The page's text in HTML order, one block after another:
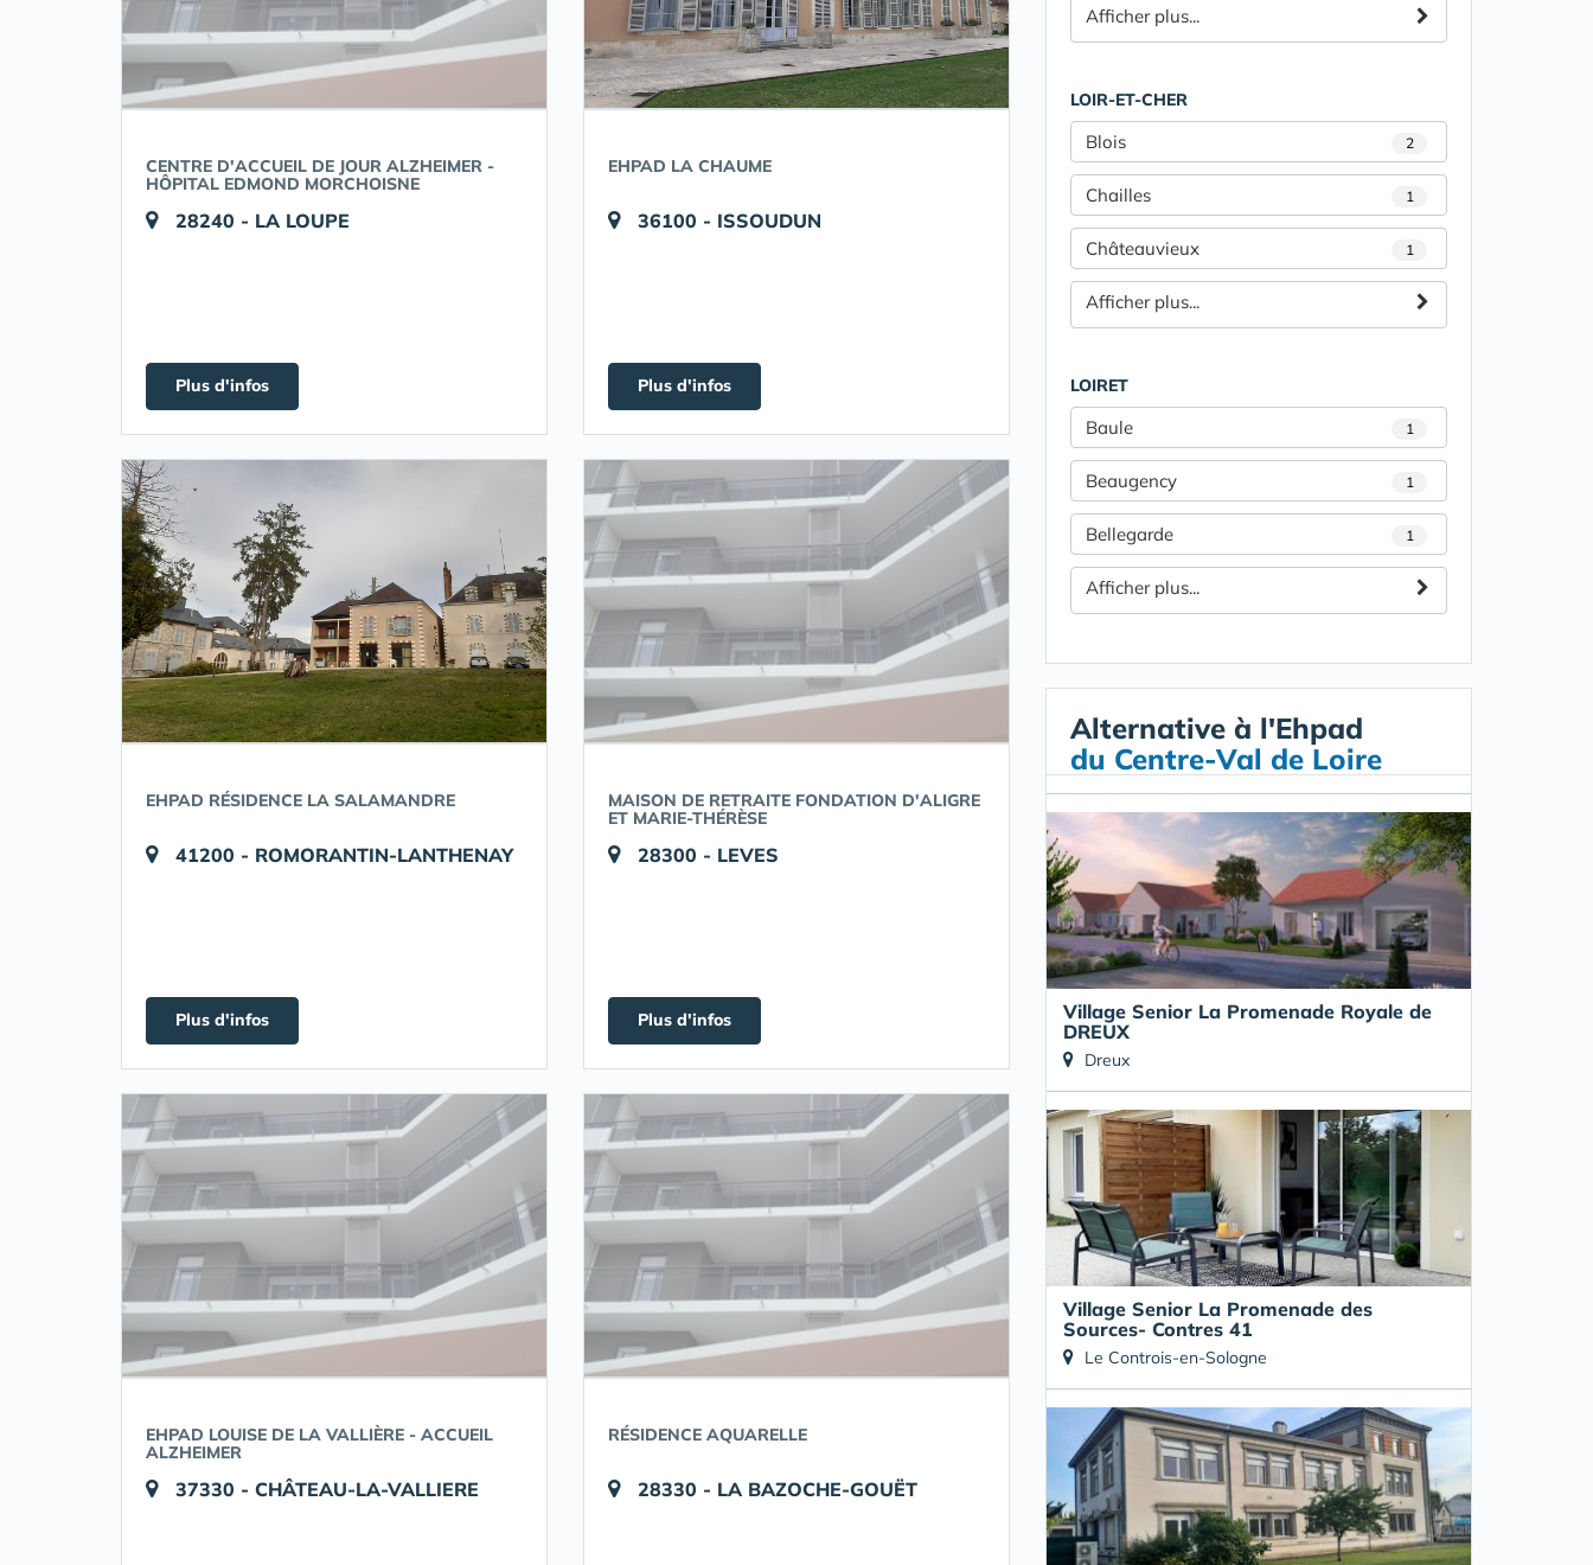
CENTRE D'ACCUEIL DE JOUR ALZHEIMER -
HÔPITAL EDMOND MORCHOISNE
28240 - LA LOUPE
Plus d'infos
EHPAD LA CHAUME
36100 - ISSOUDUN
Plus d'infos
EHPAD RÉSIDENCE LA SALAMANDRE
41200 - ROMORANTIN-LANTHENAY
Plus d'infos
MAISON DE RETRAITE FONDATION D'ALIGRE
ET MARIE-THÉRÈSE
28300 - LEVES
Plus d'infos
EHPAD LOUISE DE LA VALLIÈRE - ACCUEIL
ALZHEIMER
37330 - CHÂTEAU-LA-VALLIERE
RÉSIDENCE AQUARELLE
28330 - LA BAZOCHE-GOUËT
Afficher plus...
LOIR-ET-CHER
Blois 2
Chailles 1
Châteauvieux 1
Afficher plus...
LOIRET
Baule 1
Beaugency 1
Bellegarde 1
Afficher plus...
Alternative à l'Ehpad
du Centre-Val de Loire
Village Senior La Promenade Royale de
DREUX
Dreux
Village Senior La Promenade des
Sources- Contres 41
Le Controis-en-Sologne